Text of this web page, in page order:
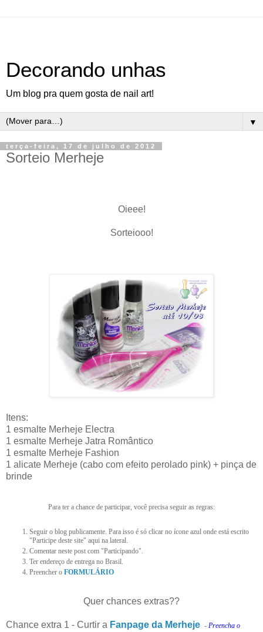
Decorando unhas
Um blog pra quem gosta de nail art!
▼
terça-feira, 17 de julho de 2012
Sorteio Merheje
Oieee!
Sorteiooo!
Itens:
1 esmalte Merheje Electra
1 esmalte Merheje Jatra Romântico
1 esmalte Merheje Fashion
1 alicate Merheje (cabo com efeito perolado pink) + pinça de
brinde
Para ter a chance de participar, você precisa seguir as regras:
Seguir o blog publicamente. Para isso é só clicar no ícone azul onde está escrito
"Participe deste site" aqui na lateral.
Comentar neste post com "Participando".
Ter endereço de entrega no Brasil.
Preencher o FORMULÁRIO
Quer chances extras??
Chance extra 1 - Curtir a Fanpage da Merheje - Preencha o